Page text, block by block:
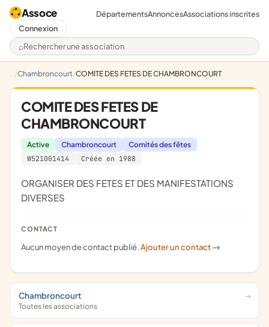
Assoce
Rechercher une association
DépartementsAnnoncesAssociations inscrites
Connexion
Chambroncourt COMITE DES FETES DE CHAMBRONCOURT
COMITE DES FETES DE
CHAMBRONCOURT
Active Chambroncourt
Comités des fêtes
W521001414
Créée en 1988
ORGANISER DES FETES ET DES MANIFESTATIONS
DIVERSES
CONTACT
Aucun moyen de contact publié.Ajouter un contact ->
Chambroncourt
Toutes les associations